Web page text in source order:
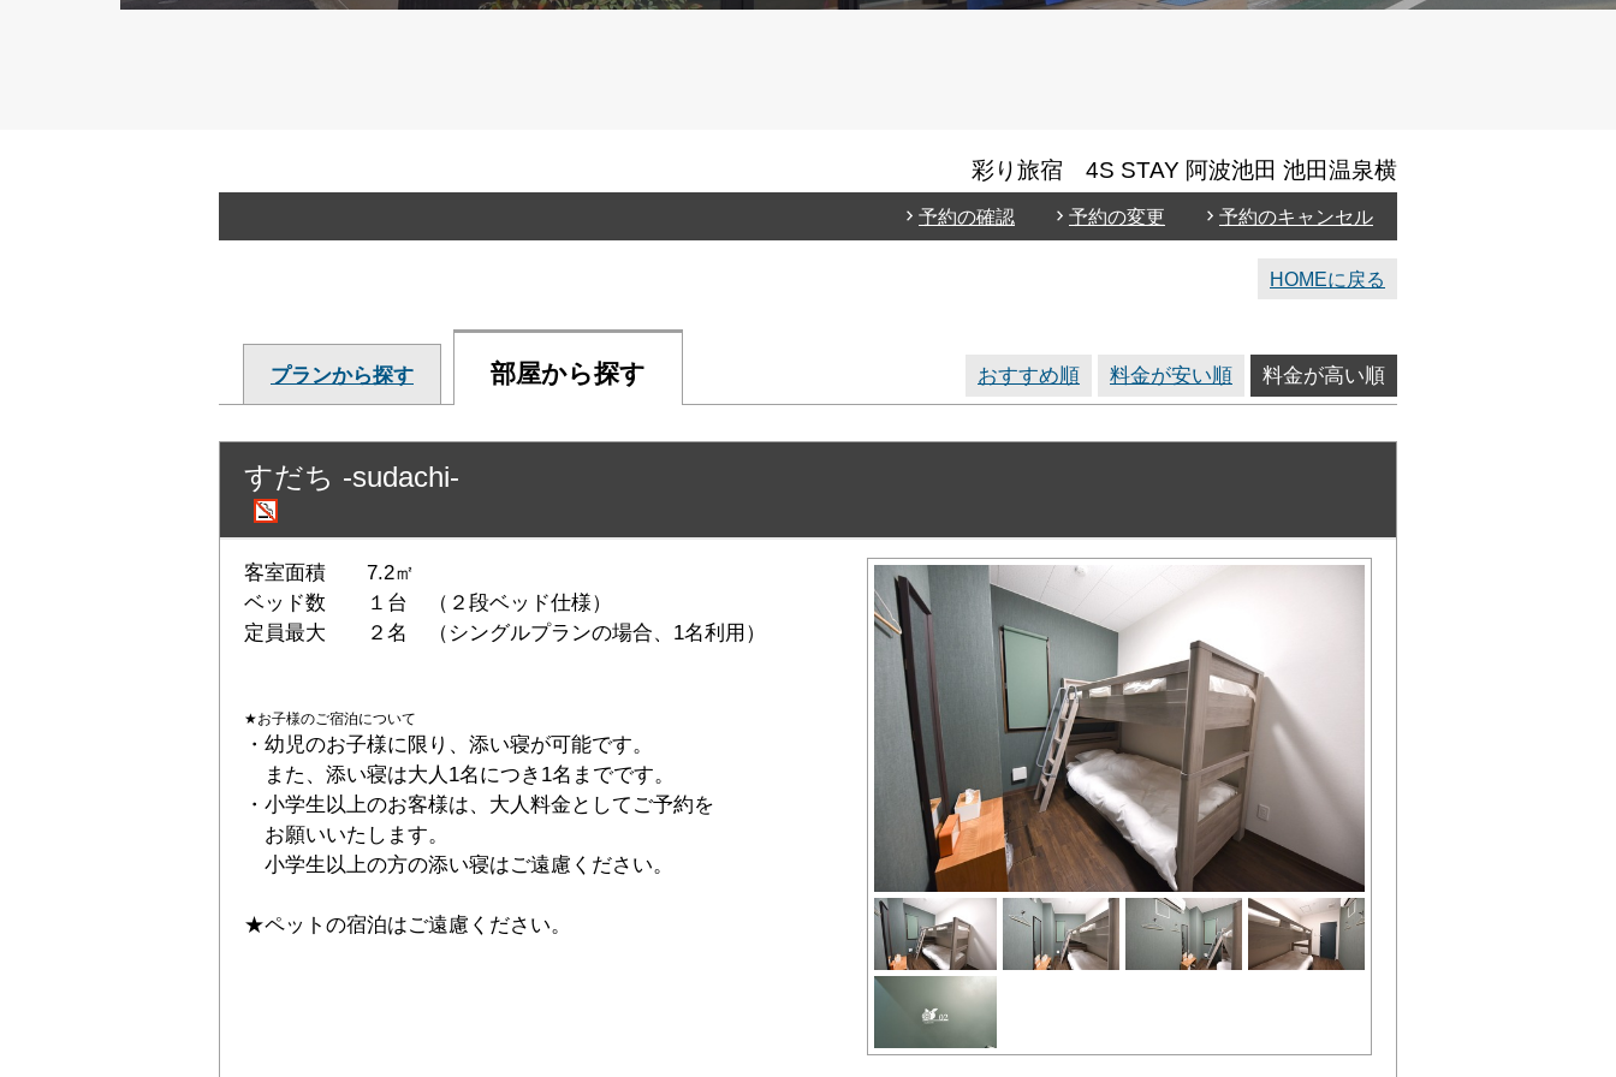
彩り旅宿 4S STAY 阿波池田 池田温泉横
予約の確認 予約の変更 予約のキャンセル
HOMEに戻る
プランから探す 部屋から探す おすすめ順 料金が安い順 料金が高い順
すだち -sudachi-
客室面積 7.2㎡
ベッド数 １台 （２段ベッド仕様）
定員最大 ２名 （シングルプランの場合、1名利用）
★お子様のご宿泊について
・幼児のお子様に限り、添い寝が可能です。
また、添い寝は大人1名につき1名までです。
・小学生以上のお客様は、大人料金としてご予約を
お願いいたします。
小学生以上の方の添い寝はご遠慮ください。
★ペットの宿泊はご遠慮ください。